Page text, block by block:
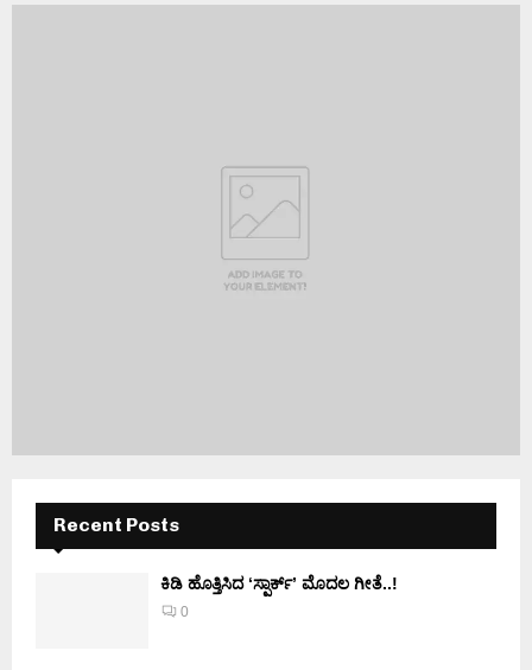
Recent Posts
ಕಿಡಿ‌‌ ಹೊತ್ತಿಸಿದ ‘ಸ್ಪಾರ್ಕ್’ ಮೊದಲ‌ ಗೀತೆ..!
0